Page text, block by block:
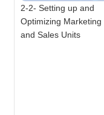
2-2- Setting up and
Optimizing Marketing
and Sales Units